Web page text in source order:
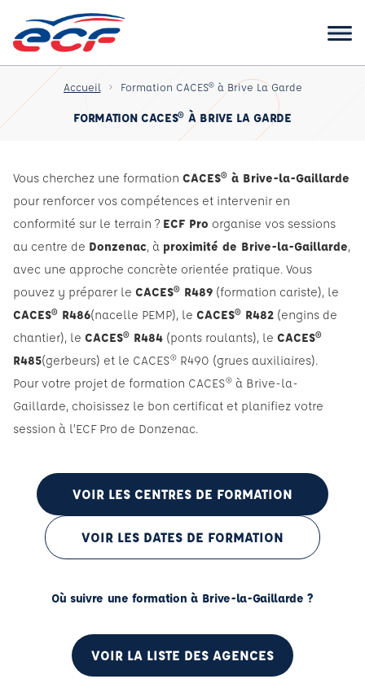
Accueil Formation CACES® à Brive La Garde
FORMATION CACES® À BRIVE LA GARDE
Vous cherchez une formation CACES® à Brive-la-Gaillarde
pour renforcer vos compétences et intervenir en
conformité sur le terrain ? ECF Pro organise vos sessions
au centre de Donzenac, à proximité de Brive-la-Gaillarde,
avec une approche concrète orientée pratique. Vous
pouvez y préparer le CACES® R489 (formation cariste), le
CACES® R486(nacelle PEMP), le CACES® R482 (engins de
chantier), le CACES® R484 (ponts roulants), le CACES®
R485(gerbeurs) et le CACES® R490 (grues auxiliaires).
Pour votre projet de formation CACES® à Brive-la-
Gaillarde, choisissez le bon certificat et planifiez votre
session à l’ECF Pro de Donzenac.
VOIR LES CENTRES DE FORMATION
VOIR LES DATES DE FORMATION
Où suivre une formation à Brive-la-Gaillarde ?
VOIR LA LISTE DES AGENCES